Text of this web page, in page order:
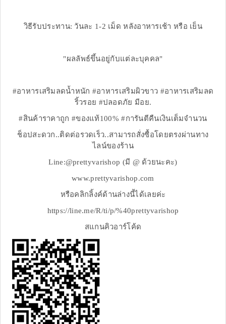
วิธีรับประทาน: วันละ 1-2 เม็ด หลังอาหารเช้า หรือ เย็น
"ผลลัพธ์ขึ้นอยู่กับแต่ละบุคคล"
#อาหารเสริมลดน้ำหนัก #อาหารเสริมผิวขาว #อาหารเสริมลด
ริ้วรอย #ปลอดภัย มีอย.
#สินค้าราคาถูก #ของแท้100% #การันตีคืนเงินเต็มจำนวน
ช็อปสะดวก..ติดต่อรวดเร็ว..สามารถสั่งซื้อโดยตรงผ่านทาง
ไลน์ของร้าน
Line:@prettyvarishop (มี @ ด้วยนะคะ)
www.prettyvarishop.com
หรือคลิกลิ้งค์ด้านล่างนี้ได้เลยค่ะ
https://line.me/R/ti/p/%40prettyvarishop
สแกนคิวอาร์โค้ด